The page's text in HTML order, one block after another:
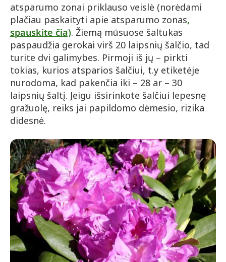
atsparumo zonai priklauso veislė (norėdami
plačiau paskaityti apie atsparumo zonas,
spauskite čia). Žiemą mūsuose šaltukas
paspaudžia gerokai virš 20 laipsnių šalčio, tad
turite dvi galimybes. Pirmoji iš jų – pirkti
tokias, kurios atsparios šalčiui, t.y etiketėje
nurodoma, kad pakenčia iki – 28 ar – 30
laipsnių šaltį. Jeigu išsirinkote šalčiui lepesnę
gražuolę, reiks jai papildomo dėmesio, rizika
didesnė.